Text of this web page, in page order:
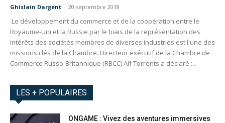
Ghislain Dargent - 20 septembre 2018
Le développement du commerce et de la coopération entre le
Royaume-Uni et la Russie par le biais de la représentation des
intérêts des sociétés membres de diverses industries est l'une des
missions clés de la Chambre. Directeur exécutif de la Chambre de
Commerce Russo-Britannique (RBCC) Alf Torrents a déclaré :...
LES + POPULAIRES
ONGAME : Vivez des aventures immersives